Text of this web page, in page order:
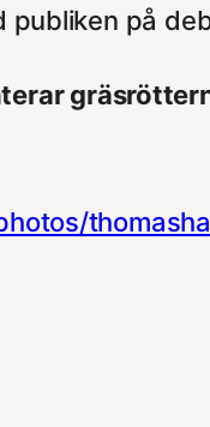
publiken på